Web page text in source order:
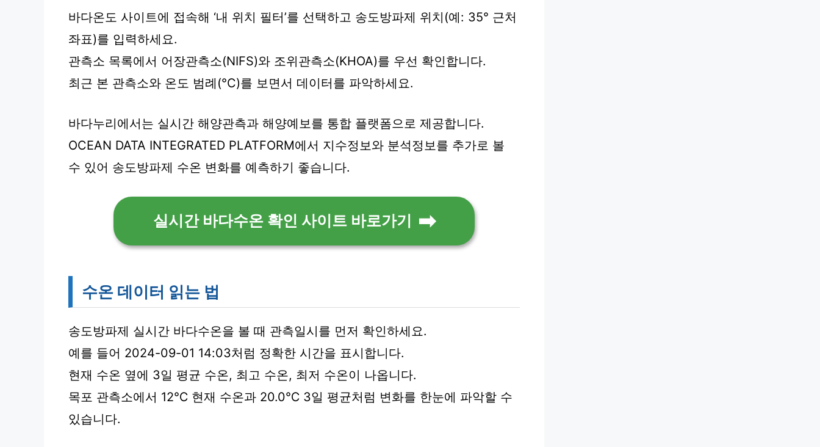
바다온도 사이트에 접속해 ‘내 위치 필터’를 선택하고 송도방파제 위치(예: 35° 근처
좌표)를 입력하세요.
관측소 목록에서 어장관측소(NIFS)와 조위관측소(KHOA)를 우선 확인합니다.
최근 본 관측소와 온도 범례(°C)를 보면서 데이터를 파악하세요.
바다누리에서는 실시간 해양관측과 해양예보를 통합 플랫폼으로 제공합니다.
OCEAN DATA INTEGRATED PLATFORM에서 지수정보와 분석정보를 추가로 볼
수 있어 송도방파제 수온 변화를 예측하기 좋습니다.
실시간 바다수온 확인 사이트 바로가기
수온 데이터 읽는 법
송도방파제 실시간 바다수온을 볼 때 관측일시를 먼저 확인하세요.
예를 들어 2024-09-01 14:03처럼 정확한 시간을 표시합니다.
현재 수온 옆에 3일 평균 수온, 최고 수온, 최저 수온이 나옵니다.
목포 관측소에서 12℃ 현재 수온과 20.0℃ 3일 평균처럼 변화를 한눈에 파악할 수
있습니다.